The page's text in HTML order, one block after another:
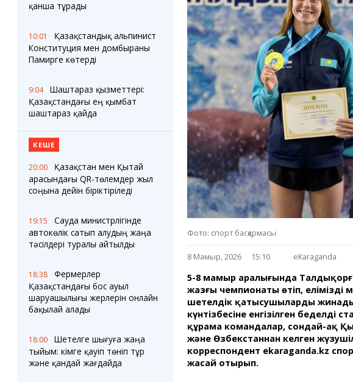
Соққылар
Аптаның коллажы
Ешкин жұлдыз
жорамалы
Тығындар
Қарағанды Картасы
Ұйымдар
Менің учаскелік
Жолдарды жабу
Теміртау
Балқаш
Жезқазған
Медиа
Фото
Бейне
3D туры
Қызметтер
Аудармашы
КӨЛІК
Автобус
Төтенше
қызметі
Шиналарды
алыңыз,
қанша тұрады
10:01
Қазақстандық альпинист
Конституция мен домбыраны
Памирге көтерді
9:04
Шаштараз қызметтері:
Қазақстандағы ең қымбат
шаштараз қайда
КЕШЕ
20:00
Қазақстан мен Қытай
арасындағы QR-төлемдер жыл
соңына дейін біріктіріледі
19:15
Сауда министрлігінде
автокөлік сатып алудың жаңа
тәсілдері туралы айтылды
18:38
Фермерлер
Қазақстандағы бос ауыл
шаруашылығы жерлерін онлайн
бақылай алады
18:00
Шетелге шығуға жаңа
тыйым: кімге қауіп төніп тұр
және қандай жағдайда
Фото: спорт басқармасы
8 Мамыр, 2026 15:10 eKaraganda
5-8 мамыр аралығында
жазғы чемпионаты өтіп,
шетелдік қатысушыларды
күнтізбесіне енгізілген беделді
құрама командалар, сондай-ақ
және Өзбекстаннан келген
корреспондент ekaraganda.kz
жасай отырып.